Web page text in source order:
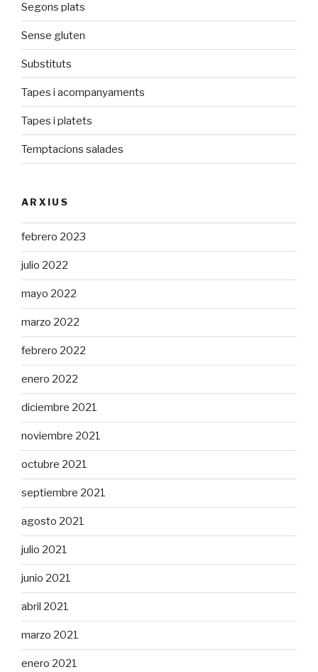
Segons plats
Sense gluten
Substituts
Tapes i acompanyaments
Tapes i platets
Temptacions salades
ARXIUS
febrero 2023
julio 2022
mayo 2022
marzo 2022
febrero 2022
enero 2022
diciembre 2021
noviembre 2021
octubre 2021
septiembre 2021
agosto 2021
julio 2021
junio 2021
abril 2021
marzo 2021
enero 2021